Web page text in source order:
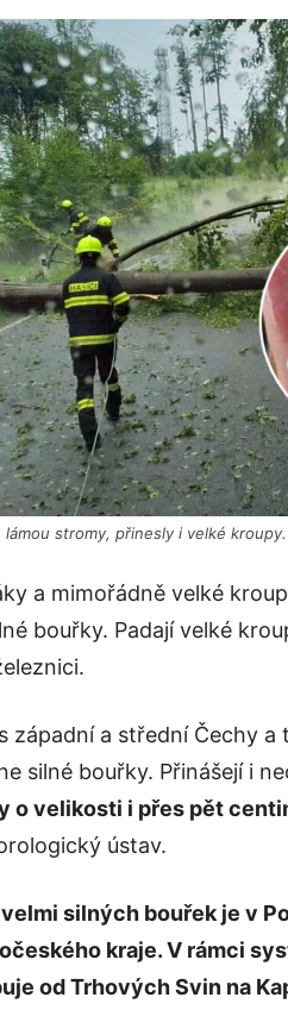
stromy, přinesly i velké
a mimořádně velké
bouřky. Padají velké
západní a střední Čechy
silné bouřky. Přinášejí i
o velikosti i přes pět
ústav.
silných bouřek je v
kraje. V rámci
od Trhových Svin na